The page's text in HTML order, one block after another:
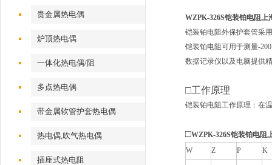
贵金属热电偶
炉顶热电偶
一体化热电偶/阻
多点热电偶
带金属软管护套热电偶
热电偶,吹气热电偶
插座式热电阻
WZPK-326S铠装铂电阻上
铠装铂电阻外保护套管采
铠装铂电阻可用于测量-
数据记录仪以及电脑提供
□工作原理
铠装铂电阻工作原理：在
□WZPK-326S铠装铂电阻
W
Z P K